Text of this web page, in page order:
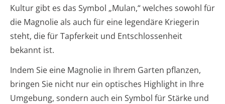
Kultur gibt es das Symbol „Mulan,“ welches sowohl für
die Magnolie als auch für eine legendäre Kriegerin
steht, die für Tapferkeit und Entschlossenheit
bekannt ist.
Indem Sie eine Magnolie in Ihrem Garten pflanzen,
bringen Sie nicht nur ein optisches Highlight in Ihre
Umgebung, sondern auch ein Symbol für Stärke und